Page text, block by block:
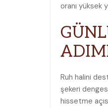
oranı yüksek
Ruh halini
şekeri
hissetme